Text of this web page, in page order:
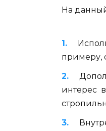
На
примеру,
интерес